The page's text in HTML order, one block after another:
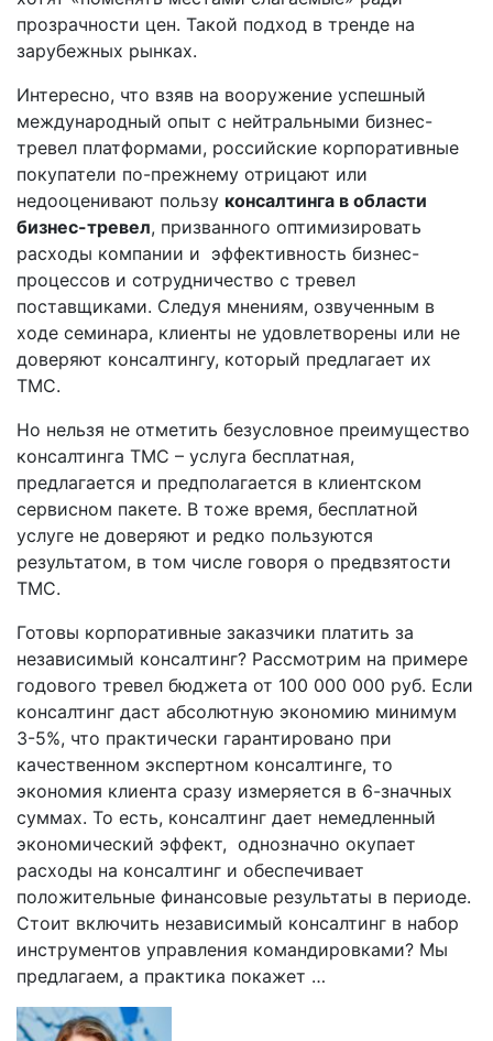
прозрачности цен. Такой подход в тренде на
зарубежных рынках.
Интересно, что взяв на вооружение успешный
международный опыт с нейтральными бизнес-
тревел платформами, российские корпоративные
покупатели по-прежнему отрицают или
недооценивают пользу консалтинга в области
бизнес-тревел, призванного оптимизировать
расходы компании и эффективность бизнес-
процессов и сотрудничество с тревел
поставщиками. Следуя мнениям, озвученным в
ходе семинара, клиенты не удовлетворены или не
доверяют консалтингу, который предлагает их
ТМС.
Но нельзя не отметить безусловное преимущество
консалтинга ТМС – услуга бесплатная,
предлагается и предполагается в клиентском
сервисном пакете. В тоже время, бесплатной
услуге не доверяют и редко пользуются
результатом, в том числе говоря о предвзятости
ТМС.
Готовы корпоративные заказчики платить за
независимый консалтинг? Рассмотрим на примере
годового тревел бюджета от 100 000 000 руб. Если
консалтинг даст абсолютную экономию минимум
3-5%, что практически гарантировано при
качественном экспертном консалтинге, то
экономия клиента сразу измеряется в 6-значных
суммах. То есть, консалтинг дает немедленный
экономический эффект, однозначно окупает
расходы на консалтинг и обеспечивает
положительные финансовые результаты в периоде.
Стоит включить независимый консалтинг в набор
инструментов управления командировками? Мы
предлагаем, а практика покажет …